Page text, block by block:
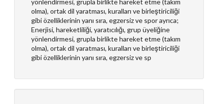
olma), ortak dil yaratması, kuralları ve birleştiriciliği
gibi özelliklerinin yanı sıra, egzersiz ve spor ayrıca;
Enerjisi, hareketliliği, yaratıcılığı, grup üyeliğine
yönlendirmesi, grupla birlikte hareket etme (takım
olma), ortak dil yaratması, kuralları ve birleştiriciliği
gibi özelliklerinin yanı sıra, egzersiz ve sp